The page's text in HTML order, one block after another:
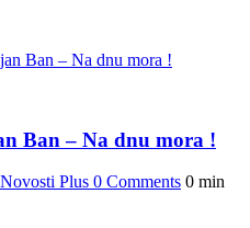
Ban – Na dnu mora !
Novosti Plus 0 Comments 0 min